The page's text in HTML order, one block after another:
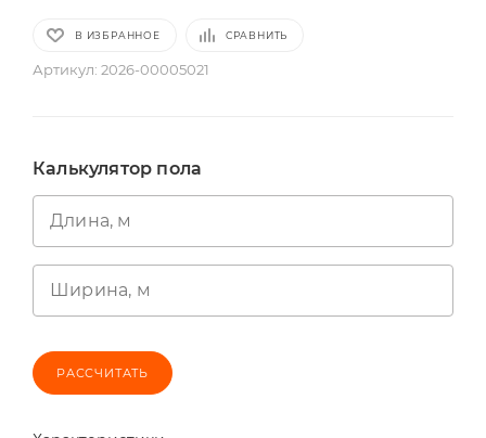
В ИЗБРАННОЕ СРАВНИТЬ
Артикул: 2026-00005021
Калькулятор пола
Длина, м
Ширина, м
РАССЧИТАТЬ